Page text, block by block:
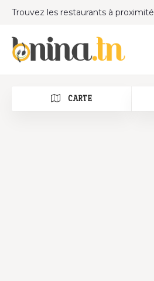
Trouvez les restaurants à proximité
CARTE